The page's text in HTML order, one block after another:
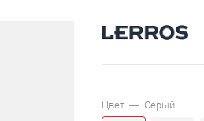
Цвет — Серый